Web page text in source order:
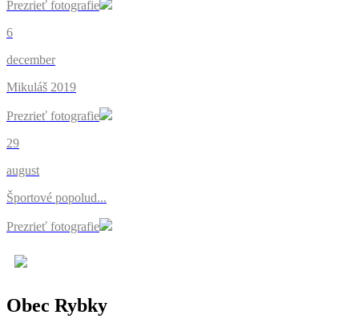
Prezrieť fotografie
6
december
Mikuláš 2019
Prezrieť fotografie
29
august
Športové popolud...
Prezrieť fotografie
Obec Rybky